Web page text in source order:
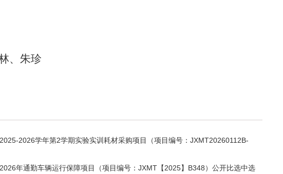
、朱珍
2026学年第2学期实验实训耗材采购项目（项目编号：JXMT20260112B-
年通勤车辆运行保障项目（项目编号：JXMT【2025】B348）公开比选中选